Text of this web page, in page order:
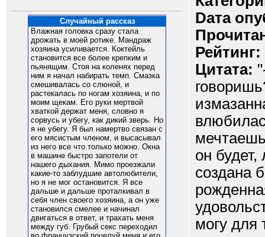
Случайный рассказ
Влажная головка сразу стала
дрожать в моей ротике. Мандраж
хозяина усиливается. Коктейль
становится все более крепким и
пьянящим. Стоя на коленях перед
ним я начал набирать темп. Смазка
смешивалась со слюной, и
растекалась по ногам хозяина, и по
моим щекам. Его руки мертвой
хваткой держат меня, словно я
сорвусь и убегу, как дикий зверь. Но
я не убегу. Я был намертво связан с
его мясистым членом, и высасывал
из него все что только можно. Окна
в машине быстро запотели от
нашего дыхания. Мимо проезжали
какие-то заблудшие автолюбители,
но я не мог остановится. Я все
дальше и дальше проталкивал в
себя член своего хозяина, а он уже
становился смелее и начинал
двигаться в ответ, и трахать меня
между губ. Грубый секс переходил
Dата
Рейтинг:
Цитата:
он
создана
могу для